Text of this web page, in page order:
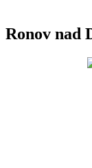
Ronov nad